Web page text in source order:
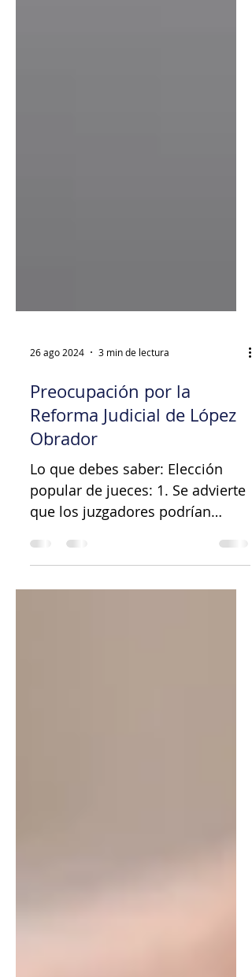
26 ago 2024 3 min de lectura
Preocupación por la
Reforma Judicial de López
Obrador
Lo que debes saber: Elección
popular de jueces: 1. Se advierte